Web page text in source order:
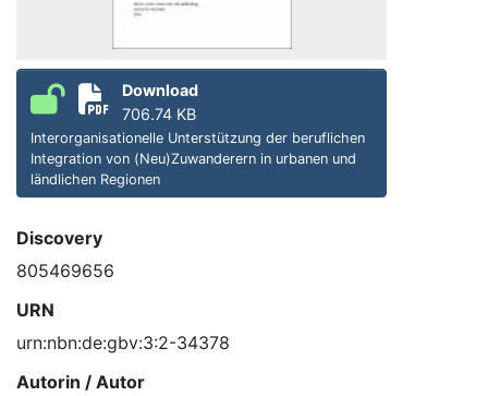
Download
706.74 KB
Interorganisationelle Unterstützung der beruflichen
Integration von (Neu)Zuwanderern in urbanen und
ländlichen Regionen
Discovery
805469656
URN
urn:nbn:de:gbv:3:2-34378
Autorin / Autor